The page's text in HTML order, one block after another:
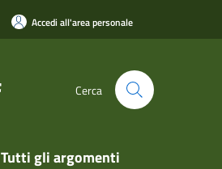
Accedi all'area personale
Cerca
Tutti gli argomenti